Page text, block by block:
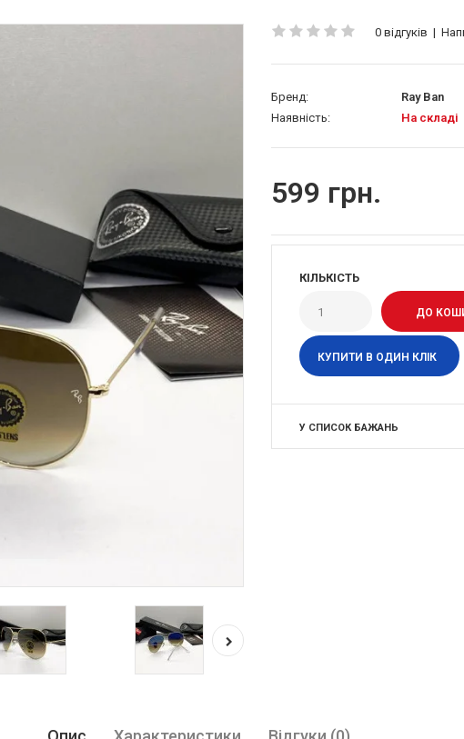
0 відгуків |
Бренд:
Ray Ban
Наявність:
На складі
599 грн.
КІЛЬКІСТЬ
КУПИТИ В ОДИН КЛІК
У СПИСОК БАЖАНЬ